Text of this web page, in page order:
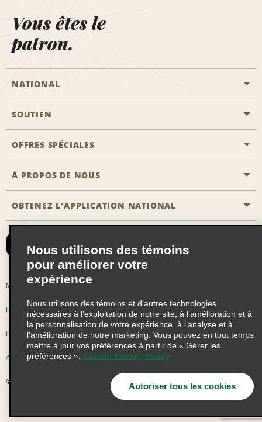
Vous êtes le
patron.
NATIONAL
Aviation générale
Emplacements Emerald Aisle
Agents de voyage
Réserver un véhicule pour quelqu'un d'autre
Emerald Club se connecter
Emerald Club S'inscrire
Emerald Club Avantages
Emerald Club Services
SOUTIEN
Clients ayant un handicap
Nous contacter
FAQ
OFFRES SPÉCIALES
Toutes les offres
Abonnement aux courriels
À PROPOS DE NOUS
Histoire de l’entreprise
Nouvelles et histoires
Responsabilité sociale
Occasions de franchise mondiales
Perspectives de carrière
OBTENEZ L'APPLICATION NATIONAL
Modalités d'utilisation
Politique sur les fichiers témoins
Pluriannuel d'accessibilité Choix de confidentialité
AdChoices
© 2026 Enterprise Holdings, Inc. Tous droits réservés
Nous utilisons des témoins
pour améliorer votre
expérience
Nous utilisons des témoins et d’autres technologies
nécessaires à l’exploitation de notre site, à l’amélioration et à
la personnalisation de votre expérience, à l’analyse et à
l’amélioration de notre marketing. Vous pouvez en tout temps
mettre à jour vos préférences à partir de « Gérer les
préférences ».
Cookie Privacy Policy
Autoriser tous les cookies